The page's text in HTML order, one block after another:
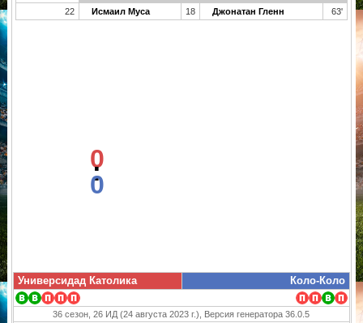
22
Исмаил Муса 18 Джонатан Гленн 63'
0
:
0
Универсидад Католика Коло-Коло
36 сезон, 26 ИД (24 августа 2023 г.), Версия генератора 36.0.5